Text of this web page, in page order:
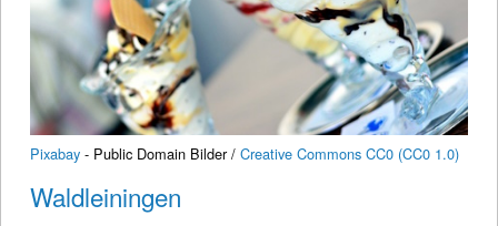
Pixabay - Public Domain Bilder / Creative Commons CC0 (CC0 1.0)
Waldleiningen